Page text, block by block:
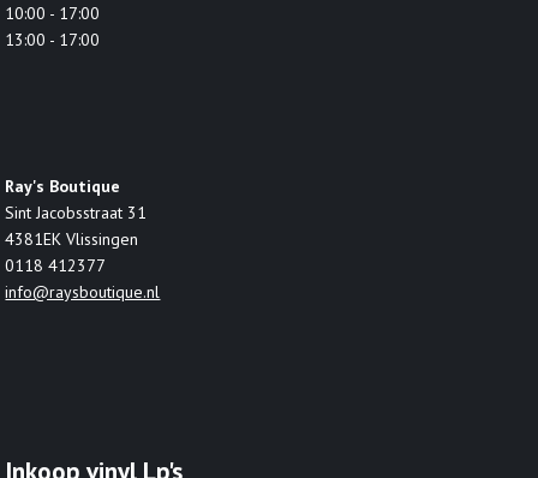
10:00 - 17:00
13:00 - 17:00
Ray's Boutique
Sint Jacobsstraat 31
4381EK Vlissingen
0118 412377
info@raysboutique.nl